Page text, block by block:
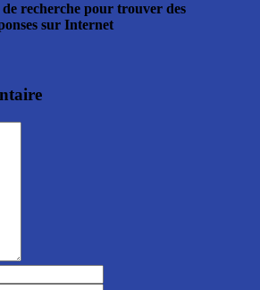
recherche pour trouver des
sur Internet